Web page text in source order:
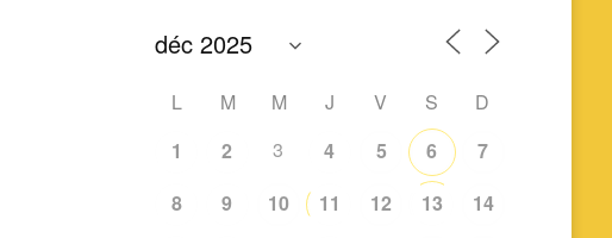
L M M J V S
D
1
2 3 4 5 6
7
8
9 10 11 12 13
14